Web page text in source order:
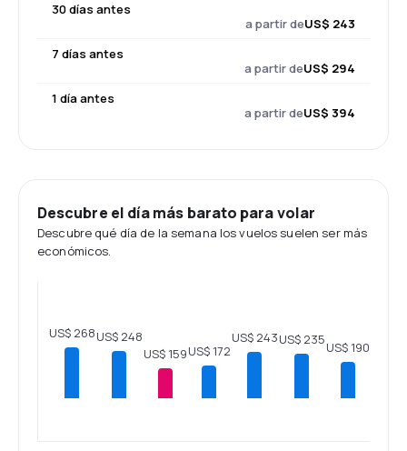
30 días antes
a partir deUS$ 243
7 días antes
a partir deUS$ 294
1 día antes
a partir deUS$ 394
Descubre el día más barato para volar
Descubre qué día de la semana los vuelos suelen ser más
económicos.
US$ 268US$ 248
US$ 159US$ 172
US$ 243US$ 235
US$ 190